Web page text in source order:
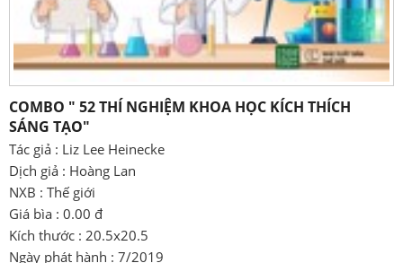
COMBO " 52 THÍ NGHIỆM KHOA HỌC KÍCH THÍCH
SÁNG TẠO"
Tác giả : Liz Lee Heinecke
Dịch giả : Hoàng Lan
NXB : Thế giới
Giá bìa : 0.00 đ
Kích thước : 20.5x20.5
Ngày phát hành : 7/2019